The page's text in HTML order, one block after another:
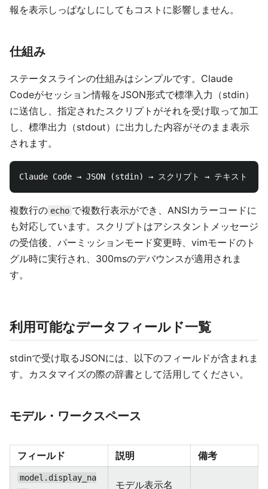
報を表示しっぱなしにしてもコストに影響しません。
仕組み
ステータスラインの仕組みはシンプルです。Claude
Codeがセッション情報をJSON形式で標準入力（stdin）
に送信し、指定されたスクリプトがそれを受け取って加工
し、標準出力（stdout）に出力した内容がそのまま表示
されます。
複数行の echo で複数行表示ができ、ANSIカラーコードに
も対応しています。スクリプトはアシスタントメッセージ
の受信後、パーミッションモード変更時、vimモードのト
グル時に実行され、300msのデバウンスが適用されま
す。
利用可能なデータフィールド一覧
stdinで受け取るJSONには、以下のフィールドが含まれま
す。カスタマイズの際の辞書として活用してください。
モデル・ワークスペース
フィールド 説明 備考
model.display_na
モデル表示名